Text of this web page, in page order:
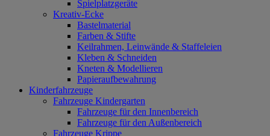
Spielplatzgeräte
Kreativ-Ecke
Bastelmaterial
Farben & Stifte
Keilrahmen, Leinwände & Staffeleien
Kleben & Schneiden
Kneten & Modellieren
Papieraufbewahrung
Kinderfahrzeuge
Fahrzeuge Kindergarten
Fahrzeuge für den Innenbereich
Fahrzeuge für den Außenbereich
Fahrzeuge Krippe